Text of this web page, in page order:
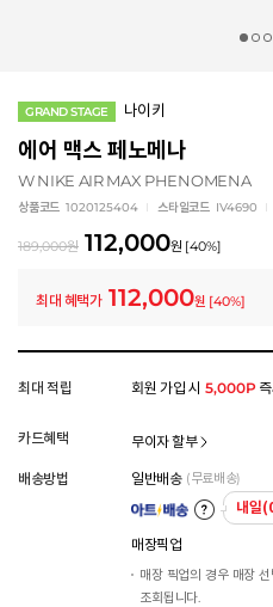
GRAND STAGE 나이키
에어 맥스 페노메나
W NIKE AIR MAX PHENOMENA
상품코드 1020125404 스타일코드 IV4690
189,000원 112,000원 [40%]
최대 혜택가 112,000원 [40%]
멤버십 상시 할인
모든 혜택이 적용된 금액으로, 실제 결제 금
최대 적립 회원 가입 시 5,000P즉
카드혜택 무이자 할부
배송방법 일반배송 (무료배송)
내일
매장픽업
매장 픽업의 경우 매장
조회됩니다.